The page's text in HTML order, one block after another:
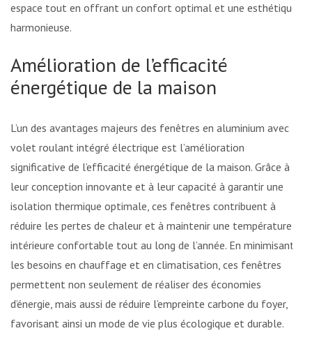
espace tout en offrant un confort optimal et une esthétique
harmonieuse.
Amélioration de l’efficacité
énergétique de la maison
L’un des avantages majeurs des fenêtres en aluminium avec
volet roulant intégré électrique est l’amélioration
significative de l’efficacité énergétique de la maison. Grâce à
leur conception innovante et à leur capacité à garantir une
isolation thermique optimale, ces fenêtres contribuent à
réduire les pertes de chaleur et à maintenir une température
intérieure confortable tout au long de l’année. En minimisant
les besoins en chauffage et en climatisation, ces fenêtres
permettent non seulement de réaliser des économies
d’énergie, mais aussi de réduire l’empreinte carbone du foyer,
favorisant ainsi un mode de vie plus écologique et durable.